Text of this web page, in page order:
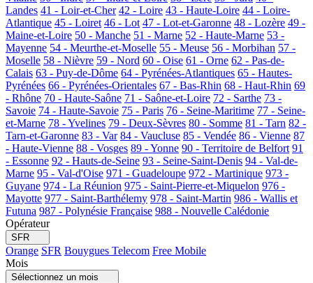
Landes 41 - Loir-et-Cher 42 - Loire 43 - Haute-Loire 44 - Loire-
Atlantique 45 - Loiret 46 - Lot 47 - Lot-et-Garonne 48 - Lozère 49 -
Maine-et-Loire 50 - Manche 51 - Marne 52 - Haute-Marne 53 -
Mayenne 54 - Meurthe-et-Moselle 55 - Meuse 56 - Morbihan 57 -
Moselle 58 - Nièvre 59 - Nord 60 - Oise 61 - Orne 62 - Pas-de-
Calais 63 - Puy-de-Dôme 64 - Pyrénées-Atlantiques 65 - Hautes-
Pyrénées 66 - Pyrénées-Orientales 67 - Bas-Rhin 68 - Haut-Rhin 69
- Rhône 70 - Haute-Saône 71 - Saône-et-Loire 72 - Sarthe 73 -
Savoie 74 - Haute-Savoie 75 - Paris 76 - Seine-Maritime 77 - Seine-
et-Marne 78 - Yvelines 79 - Deux-Sèvres 80 - Somme 81 - Tarn 82 -
Tarn-et-Garonne 83 - Var 84 - Vaucluse 85 - Vendée 86 - Vienne 87
- Haute-Vienne 88 - Vosges 89 - Yonne 90 - Territoire de Belfort 91
- Essonne 92 - Hauts-de-Seine 93 - Seine-Saint-Denis 94 - Val-de-
Marne 95 - Val-d'Oise 971 - Guadeloupe 972 - Martinique 973 -
Guyane 974 - La Réunion 975 - Saint-Pierre-et-Miquelon 976 -
Mayotte 977 - Saint-Barthélemy 978 - Saint-Martin 986 - Wallis et
Futuna 987 - Polynésie Française 988 - Nouvelle Calédonie
Opérateur
SFR
Orange SFR Bouygues Telecom Free Mobile
Mois
Sélectionnez un mois